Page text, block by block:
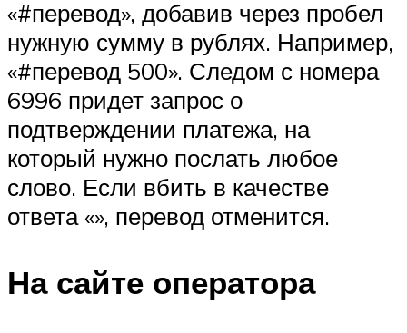
«#перевод», добавив через пробел
нужную сумму в рублях. Например,
«#перевод 500». Следом с номера
6996 придет запрос о
подтверждении платежа, на
который нужно послать любое
слово. Если вбить в качестве
ответа «», перевод отменится.
На сайте оператора